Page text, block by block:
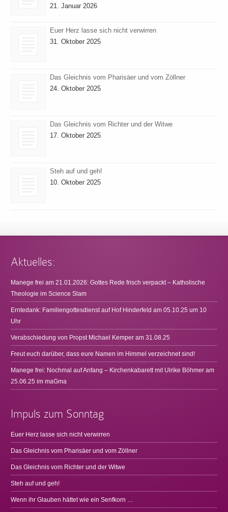
21. Januar 2026
Euer Herz lasse sich nicht verwirren
31. Oktober 2025
Das Gleichnis vom Pharisäer und vom Zöllner
24. Oktober 2025
Das Gleichnis vom Richter und der Witwe
17. Oktober 2025
Steh auf und geh!
10. Oktober 2025
Aktuelles:
Manege frei am 21.01.2026: Gottes Rede frisch verpackt – Katholische
Theologie im Science Slam
Erntedank: Familiengottesdienst auf Hof Hinderfeld am 05.10.25 um 10
Uhr
Verabschiedung von Propst Michael Kemper am 31.08.25
Freut euch darüber, dass eure Namen im Himmel verzeichnet sind!
Manege frei: Nochmal auf Anfang – Kirchenkabarett mit Ulrike Böhmer am
25.06.25 im maGma
Impuls zum Sonntag
Euer Herz lasse sich nicht verwirren
Das Gleichnis vom Pharisäer und vom Zöllner
Das Gleichnis vom Richter und der Witwe
Steh auf und geh!
Wenn ihr Glauben hättet wie ein Senfkorn …